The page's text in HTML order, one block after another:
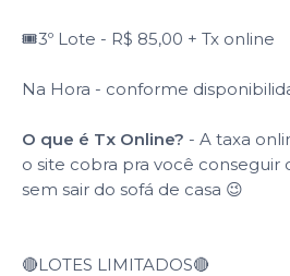
🎟3º Lote - R$ 85,00 + Tx online
Na Hora - conforme
O que é Tx Online? - A taxa
o site cobra pra você conseguir
sem sair do sofá de casa 😉
🔴LOTES LIMITADOS🔴